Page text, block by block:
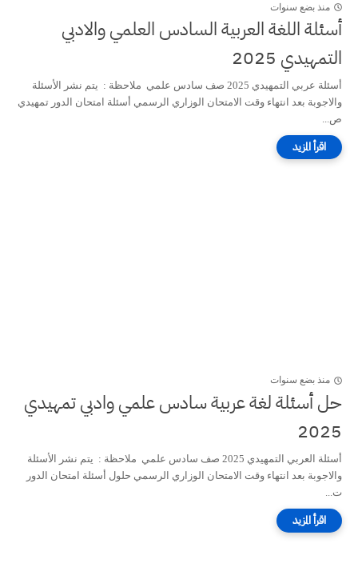
منذ بضع سنوات
أسئلة اللغة العربية السادس العلمي والادبي
التمهيدي 2025
أسئلة عربي التمهيدي 2025 صف سادس علمي ملاحظة : يتم نشر الأسئلة
والاجوبة بعد انتهاء وقت الامتحان الوزاري الرسمي أسئلة امتحان الدور تمهيدي
ص...
منذ بضع سنوات
حل أسئلة لغة عربية سادس علمي وادبي تمهيدي
2025
أسئلة العربي التمهيدي 2025 صف سادس علمي ملاحظة : يتم نشر الأسئلة
والاجوبة بعد انتهاء وقت الامتحان الوزاري الرسمي حلول أسئلة امتحان الدور
ت...